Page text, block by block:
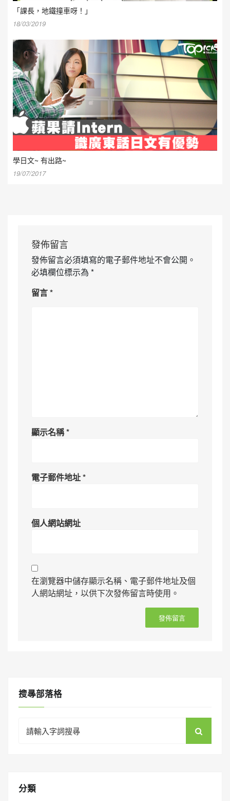
「課長，地鐵撞車呀！」
18/03/2019
學日文~ 有出路~
19/07/2017
發佈留言
發佈留言必須填寫的電子郵件地址不會公開。
必填欄位標示為 *
留言*
顯示名稱*
電子郵件地址*
個人網站網址
在瀏覽器中儲存顯示名稱、電子郵件地址及個
人網站網址，以供下次發佈留言時使用。
搜㝷部落格
for:
分類